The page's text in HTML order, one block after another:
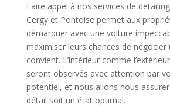
Faire appel à nos services de
Cergy et Pontoise permet aux
démarquer avec une voiture
maximiser leurs chances de négocier
convient. L’intérieur comme
seront observés avec attention par
potentiel, et nous allons nous
détail soit un état optimal.